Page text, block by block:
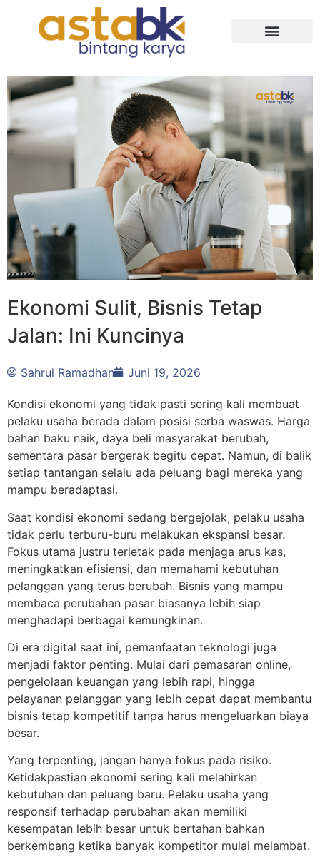
Ekonomi Sulit, Bisnis Tetap
Jalan: Ini Kuncinya
Sahrul Ramadhan Juni 19, 2026
Kondisi ekonomi yang tidak pasti sering kali membuat
pelaku usaha berada dalam posisi serba waswas. Harga
bahan baku naik, daya beli masyarakat berubah,
sementara pasar bergerak begitu cepat. Namun, di balik
setiap tantangan selalu ada peluang bagi mereka yang
mampu beradaptasi.
Saat kondisi ekonomi sedang bergejolak, pelaku usaha
tidak perlu terburu-buru melakukan ekspansi besar.
Fokus utama justru terletak pada menjaga arus kas,
meningkatkan efisiensi, dan memahami kebutuhan
pelanggan yang terus berubah. Bisnis yang mampu
membaca perubahan pasar biasanya lebih siap
menghadapi berbagai kemungkinan.
Di era digital saat ini, pemanfaatan teknologi juga
menjadi faktor penting. Mulai dari pemasaran online,
pengelolaan keuangan yang lebih rapi, hingga
pelayanan pelanggan yang lebih cepat dapat membantu
bisnis tetap kompetitif tanpa harus mengeluarkan biaya
besar.
Yang terpenting, jangan hanya fokus pada risiko.
Ketidakpastian ekonomi sering kali melahirkan
kebutuhan dan peluang baru. Pelaku usaha yang
responsif terhadap perubahan akan memiliki
kesempatan lebih besar untuk bertahan bahkan
berkembang ketika banyak kompetitor mulai melambat.